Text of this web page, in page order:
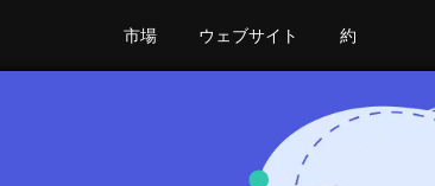
市場 ウェブサイト 約